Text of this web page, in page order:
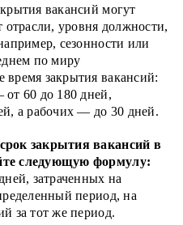
вакансий могут
отрасли, уровня должности,
сезонности или
по миру
закрытия вакансий:
60 до 180 дней,
а рабочих — до 30 дней.
закрытия вакансий в
следующую формулу:
затраченных на
период, на
за тот же период.